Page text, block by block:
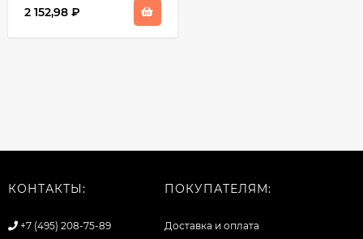
2 152,98 ₽
КОНТАКТЫ:
+7 (495) 208-75-89
ПОКУПАТЕЛЯМ:
Доставка и оплата